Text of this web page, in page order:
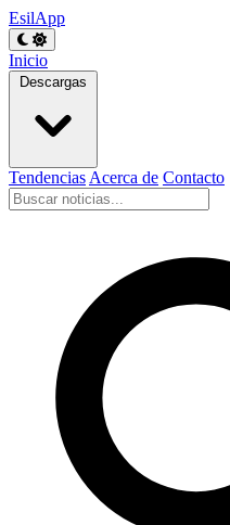
EsilApp
Inicio
Descargas
Tendencias Acerca de Contacto